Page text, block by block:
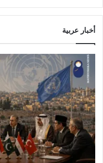
أخبار عربية